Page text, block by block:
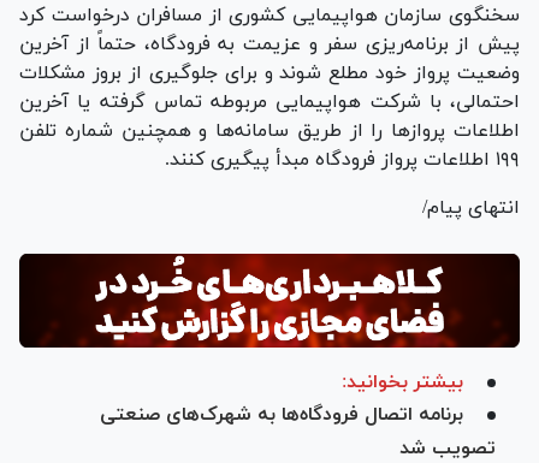
سخنگوی سازمان هواپیمایی کشوری از مسافران درخواست کرد
پیش از برنامه‌ریزی سفر و عزیمت به فرودگاه، حتماً از آخرین
وضعیت پرواز خود مطلع شوند و برای جلوگیری از بروز مشکلات
احتمالی، با شرکت هواپیمایی مربوطه تماس گرفته یا آخرین
اطلاعات پرواز‌ها را از طریق سامانه‌ها و همچنین شماره تلفن
۱۹۹ اطلاعات پرواز فرودگاه مبدأ پیگیری کنند.
انتهای پیام/
بیشتر بخوانید:
برنامه اتصال فرودگاه‌ها به شهرک‌های صنعتی
تصویب شد